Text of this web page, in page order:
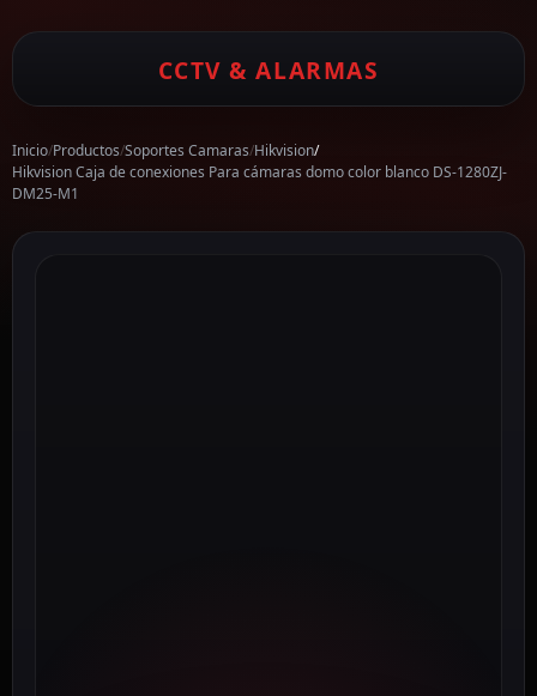
CCTV & ALARMAS
Inicio/Productos/Soportes Camaras/Hikvision/
Hikvision Caja de conexiones Para cámaras domo color blanco DS-1280ZJ-
DM25-M1